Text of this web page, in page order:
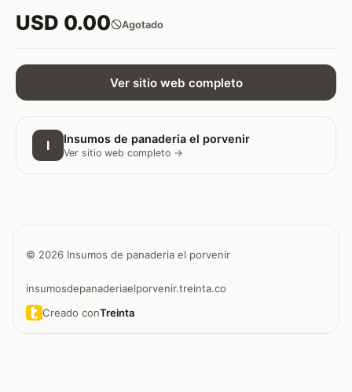
USD 0.00 Agotado
Ver sitio web completo
I Insumos de panaderia el porvenir
Ver sitio web completo →
© 2026 Insumos de panaderia el porvenir
insumosdepanaderiaelporvenir.treinta.co
Creado conTreinta